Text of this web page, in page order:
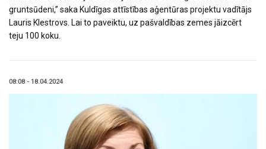
gruntsūdeni,” saka Kuldīgas attīstības aģentūras projektu vadītājs
Lauris Klestrovs. Lai to paveiktu, uz pašvaldības zemes jāizcērt
teju 100 koku.
08:08 - 18.04.2024